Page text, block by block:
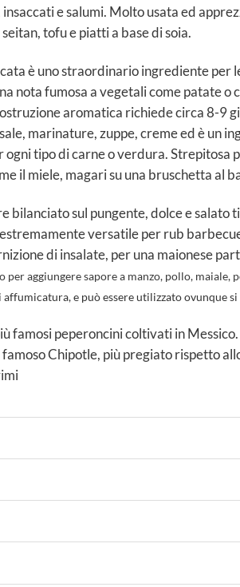
e salumi. Molto usata ed
tofu e piatti a base di soia.
è uno straordinario ingrediente per
nota fumosa a vegetali come patate o
aromatica richiede circa 8-9
marinature, zuppe, creme ed è un
tipo di carne o verdura. Strepitosa
il miele, magari su una bruschetta al
bilanciato sul pungente, dolce e salato
versatile per rub
di insalate, per una maionese
per aggiungere sapore a manzo, pollo, maiale,
e può essere utilizzato ovunque
famosi peperoncini coltivati in
Chipotle, più pregiato rispetto